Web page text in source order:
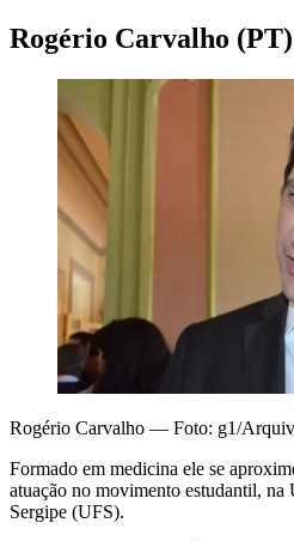
Rogério Carvalho (PT)
Rogério Carvalho — Foto: g1/
Formado em medicina ele se
atuação no movimento estudantil, na
Sergipe (UFS).